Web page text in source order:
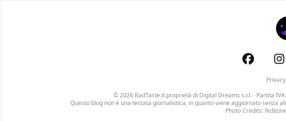
© 2026 BadTaste.it proprietà di Digital Dreams s.r.l.- Partita
Questo blog non è una testata giornalistica, in quanto viene aggiornato senza
Photo Credits: